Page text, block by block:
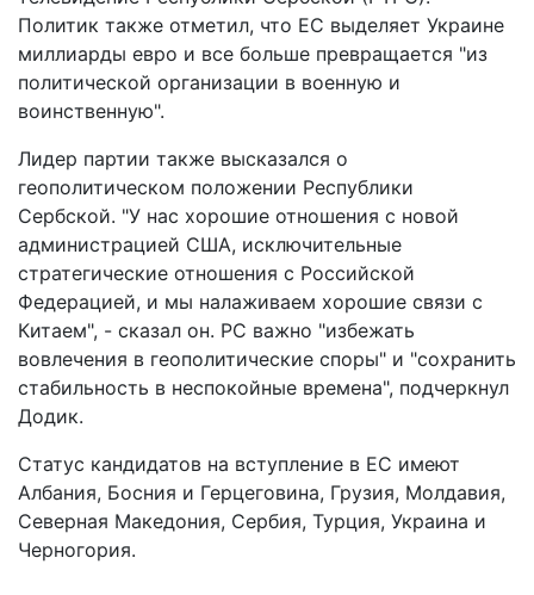
Политик также отметил, что ЕС выделяет Украине
миллиарды евро и все больше превращается "из
политической организации в военную и
воинственную".
Лидер партии также высказался о
геополитическом положении Республики
Сербской. "У нас хорошие отношения с новой
администрацией США, исключительные
стратегические отношения с Российской
Федерацией, и мы налаживаем хорошие связи с
Китаем", - сказал он. РС важно "избежать
вовлечения в геополитические споры" и "сохранить
стабильность в неспокойные времена", подчеркнул
Додик.
Статус кандидатов на вступление в ЕС имеют
Албания, Босния и Герцеговина, Грузия, Молдавия,
Северная Македония, Сербия, Турция, Украина и
Черногория.